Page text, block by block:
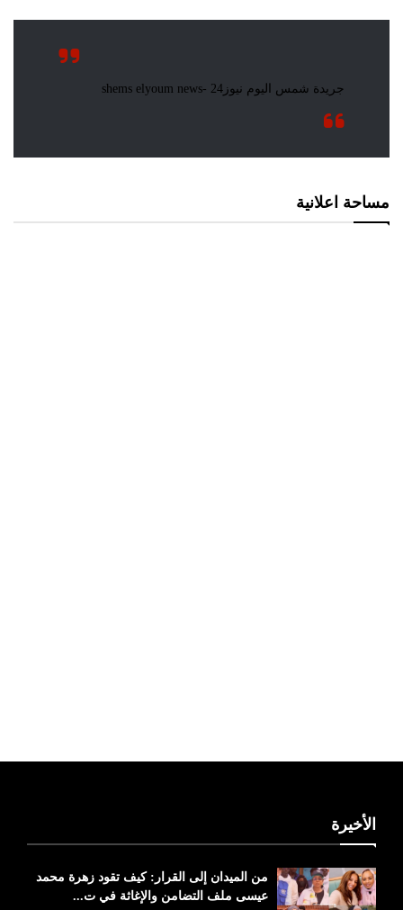
مساحة اعلانية
الأخيرة
من الميدان إلى القرار: كيف تقود زهرة محمد
عيسى ملف التضامن والإغاثة في ت...